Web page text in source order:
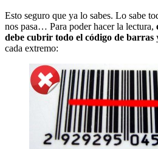
Esto seguro que ya lo sabes. Lo sabe
nos pasa… Para poder hacer la lectura,
debe cubrir todo el código de barras
cada extremo: